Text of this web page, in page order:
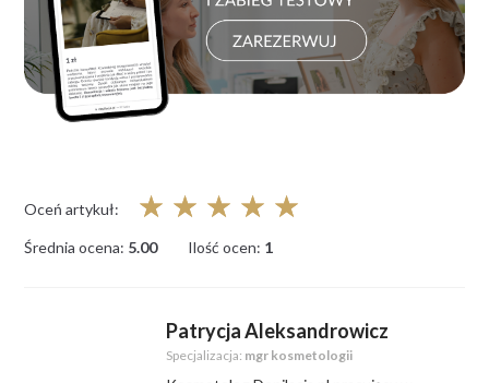
Oceń artykuł: ☆ ☆ ☆ ☆ ☆
Średnia ocena: 5.00 Ilość ocen: 1
Patrycja Aleksandrowicz
Specjalizacja: mgr kosmetologii